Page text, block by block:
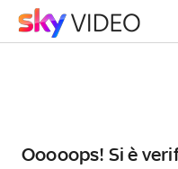
Ooooops! Si è